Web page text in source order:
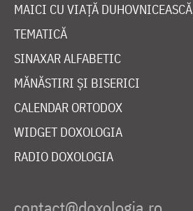
MAICI CU VIAȚĂ DUHOVNICEASCĂ
TEMATICĂ
SINAXAR ALFABETIC
MĂNĂSTIRI ȘI BISERICI
CALENDAR ORTODOX
WIDGET DOXOLOGIA
RADIO DOXOLOGIA